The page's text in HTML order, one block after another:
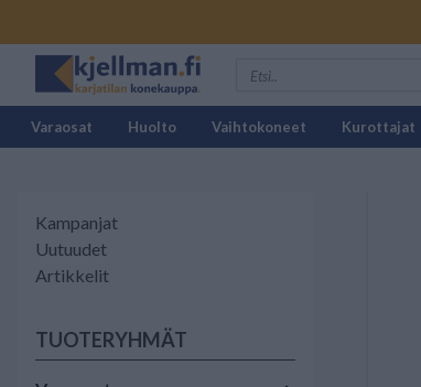
Varaosat Huolto Vaihtokoneet Kurottajat
Kampanjat
Uutuudet
Artikkelit
TUOTERYHMÄT